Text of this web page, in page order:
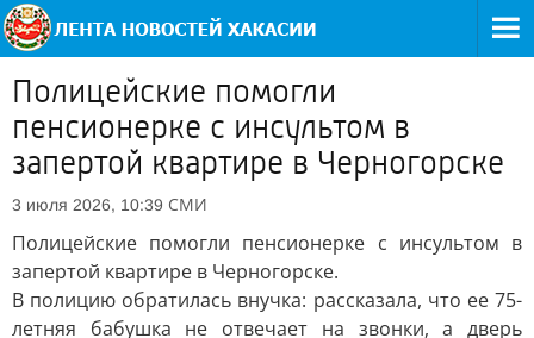
Полицейские помогли
пенсионерке с инсультом в
запертой квартире в Черногорске
3 июля 2026, 10:39 СМИ
Полицейские помогли пенсионерке с инсультом в
запертой квартире в Черногорске.
В полицию обратилась внучка: рассказала, что ее 75-
летняя бабушка не отвечает на звонки, а дверь